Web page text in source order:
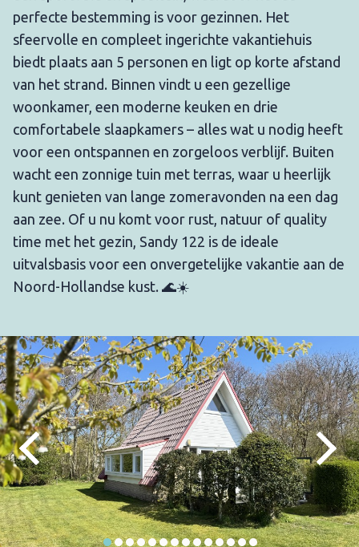
perfecte bestemming is voor gezinnen. Het
sfeervolle en compleet ingerichte vakantiehuis
biedt plaats aan 5 personen en ligt op korte afstand
van het strand. Binnen vindt u een gezellige
woonkamer, een moderne keuken en drie
comfortabele slaapkamers – alles wat u nodig heeft
voor een ontspannen en zorgeloos verblijf. Buiten
wacht een zonnige tuin met terras, waar u heerlijk
kunt genieten van lange zomeravonden na een dag
aan zee. Of u nu komt voor rust, natuur of quality
time met het gezin, Sandy 122 is de ideale
uitvalsbasis voor een onvergetelijke vakantie aan de
Noord-Hollandse kust. 🌊☀️